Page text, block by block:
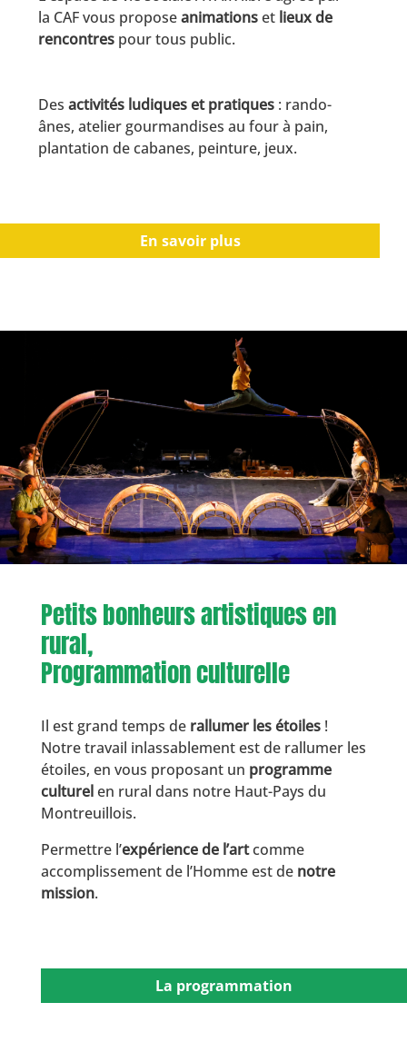
la CAF vous proposeanimationset lieux de
rencontrespour tous public.
Des activités ludiques et pratiques: rando-
ânes, atelier gourmandises au four à pain,
plantation de cabanes, peinture, jeux.
En savoir plus
Petits bonheurs artistiques en
rural,
Programmation culturelle
Il est grand temps de rallumer les étoiles!
Notre travail inlassablement est de rallumer les
étoiles, en vous proposant un programme
culturelen rural dans notre Haut-Pays du
Montreuillois.
Permettre l’expérience de l’artcomme
accomplissement de l’Homme est de notre
mission.
La programmation